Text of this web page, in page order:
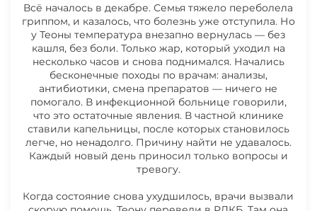
Всё началось в декабре. Семья тяжело переболела
гриппом, и казалось, что болезнь уже отступила. Но
у Теоны температура внезапно вернулась — без
кашля, без боли. Только жар, который уходил на
несколько часов и снова поднимался. Начались
бесконечные походы по врачам: анализы,
антибиотики, смена препаратов — ничего не
помогало. В инфекционной больнице говорили,
что это остаточные явления. В частной клинике
ставили капельницы, после которых становилось
легче, но ненадолго. Причину найти не удавалось.
Каждый новый день приносил только вопросы и
тревогу.
Когда состояние снова ухудшилось, врачи вызвали
Счёт из клиники
13.07.2026 НОВОСТИ ОБРАЗЕНКО
ТЕОНЫ
06.07.2026 НОВОСТИ ОБРАЗЕНКО
ТЕОНЫ
29.06.2026 НОВОСТИ ОБРАЗЕНКО
ТЕОНЫ
ТЕОНЫ